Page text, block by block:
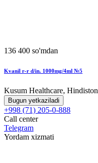
136 400 so'mdan
Kvanil r-r d/in. 1000mg/4ml №5
Kusum Healthcare, Hindiston
Bugun yetkaziladi
+998 (71) 205-0-888
Call center
Telegram
Yordam xizmati